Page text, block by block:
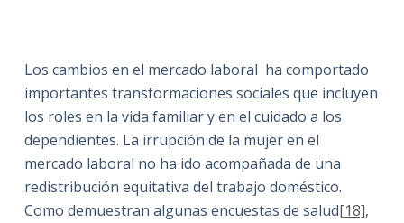
Los cambios en el mercado laboral ha comportado
importantes transformaciones sociales que incluyen
los roles en la vida familiar y en el cuidado a los
dependientes. La irrupción de la mujer en el
mercado laboral no ha ido acompañada de una
redistribución equitativa del trabajo doméstico.
Como demuestran algunas encuestas de salud[18],